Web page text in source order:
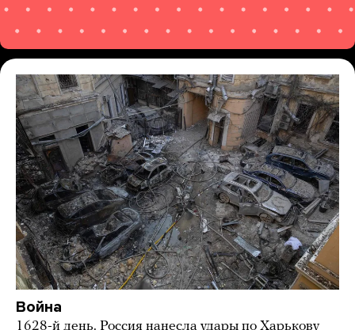
Война
1628-й день. Россия нанесла удары по Харькову